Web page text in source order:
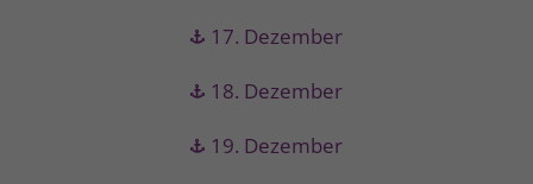
17. Dezember
18. Dezember
19. Dezember